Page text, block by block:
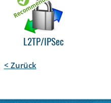
L2TP/IPSec
< Zurück